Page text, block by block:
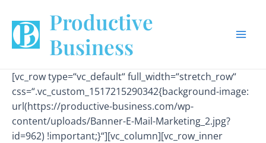
Inhalt
springen
Productive
Business
[vc_row type=“vc_default“ full_width=“stretch_row“
css=“.vc_custom_1517215290342{background-image:
url(https://productive-business.com/wp-
content/uploads/Banner-E-Mail-Marketing_2.jpg?
id=962) !important;}“][vc_column][vc_row_inner